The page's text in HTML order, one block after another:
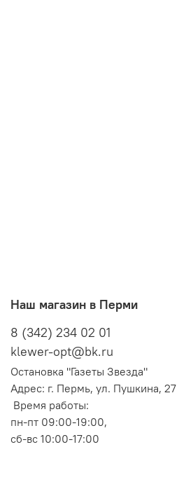
Наш магазин в Перми
8 (342) 234 02 01
klewer-opt@bk.ru
Остановка "Газеты Звезда"
Адрес: г. Пермь, ул. Пушкина, 27
Время работы:
пн-пт 09:00-19:00,
сб-вс 10:00-17:00